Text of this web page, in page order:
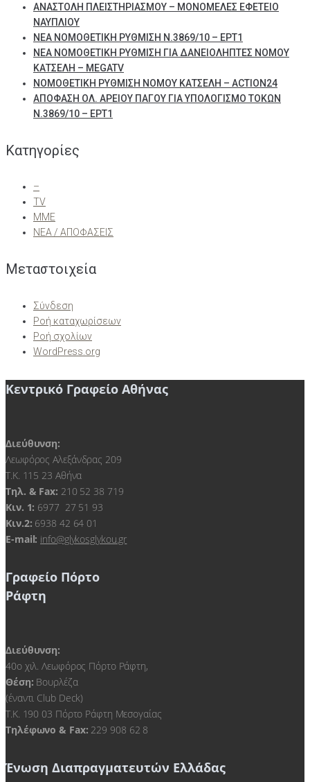
ΑΝΑΣΤΟΛΗ ΠΛΕΙΣΤΗΡΙΑΣΜΟΥ – ΜΟΝΟΜΕΛΕΣ ΕΦΕΤΕΙΟ
ΝΑΥΠΛΙΟΥ
ΝΕΑ ΝΟΜΟΘΕΤΙΚΗ ΡΥΘΜΙΣΗ Ν.3869/10 – ΕΡΤ1
ΝΕΑ ΝΟΜΟΘΕΤΙΚΗ ΡΥΘΜΙΣΗ ΓΙΑ ΔΑΝΕΙΟΛΗΠΤΕΣ ΝΟΜΟΥ
ΚΑΤΣΕΛΗ – MEGATV
ΝΟΜΟΘΕΤΙΚΗ ΡΥΘΜΙΣΗ ΝΟΜΟΥ ΚΑΤΣΕΛΗ – ACTION24
ΑΠΟΦΑΣΗ ΟΛ. ΑΡΕΙΟΥ ΠΑΓΟΥ ΓΙΑ ΥΠΟΛΟΓΙΣΜΟ ΤΟΚΩΝ
Ν.3869/10 – ΕΡΤ1
Kατηγορίες
–
TV
ΜΜΕ
ΝΕΑ / ΑΠΟΦΑΣΕΙΣ
Μεταστοιχεία
Σύνδεση
Ροή καταχωρίσεων
Ροή σχολίων
WordPress.org
Κεντρικό Γραφείο Αθήνας
Διεύθυνση:
Λεωφόρος Αλεξάνδρας 209
Τ.Κ. 115 23 Αθήνα
Τηλ. & Fax: 210 52 38 719
Kιν. 1: 6977 27 51 93
Κιν.2: 6938 42 64 01
E-mail: info@glykosglykou.gr
Γραφείο Πόρτο
Ράφτη
Διεύθυνση:
40ο χιλ. Λεωφόρος Πόρτο Ράφτη,
Θέση: Βουρλέζα
(έναντι Club Deck)
Τ.Κ. 190 03 Πόρτο Ράφτη Μεσογαίας
Τηλέφωνο & Fax: 229 908 62 8
Ένωση Διαπραγματευτών Ελλάδας